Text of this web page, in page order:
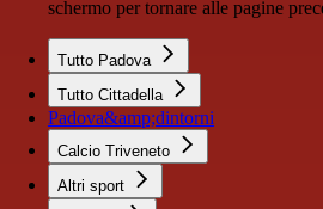
schermo per tornare alle pagine
Tutto Padova
Tutto Cittadella
Padova&amp;dintorni
Calcio Triveneto
Altri sport